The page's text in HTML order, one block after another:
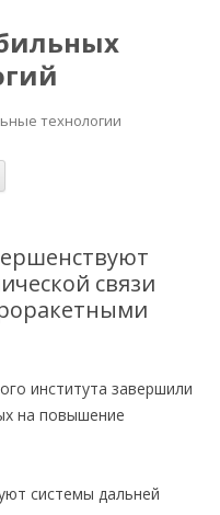
технологии
связи
института завершили
на повышение
системы дальней